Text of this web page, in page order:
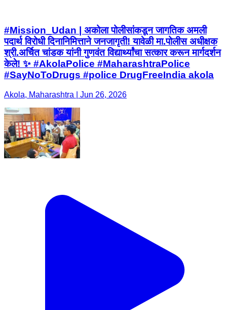
#Mission_Udan | अकोला पोलीसांकडून जागतिक अमली
पदार्थ विरोधी दिनानिमित्ताने जनजागृती! यावेळी मा.पोलीस अधीक्षक
श्री.अर्चित चांडक यांनी गुणवंत विद्यार्थ्यांचा सत्कार करून मार्गदर्शन
केले! ✨ #AkolaPolice #MaharashtraPolice
#SayNoToDrugs #police DrugFreeIndia akola
Akola, Maharashtra | Jun 26, 2026